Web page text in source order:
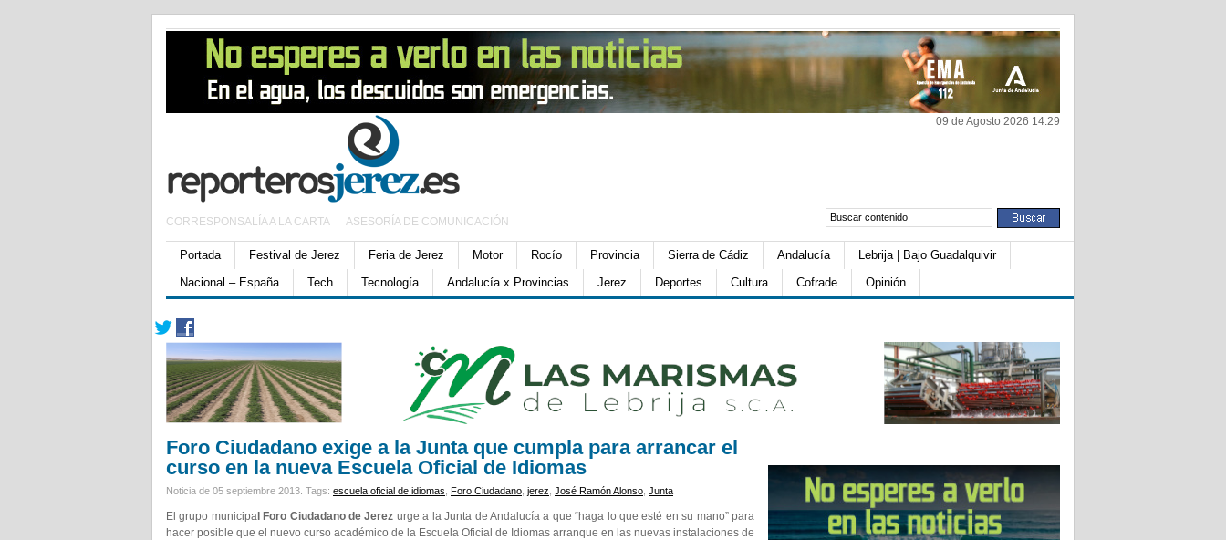
09 de Agosto 2026 14:29
CORRESPONSALÍA A LA CARTA ASESORÍA DE COMUNICACIÓN
Portada Festival de Jerez Feria de Jerez Motor Rocío Provincia Sierra de Cádiz Andalucía
Lebrija | Bajo Guadalquivir
Nacional – España
Tech Tecnología Andalucía x Provincias Jerez Deportes Cultura Cofrade Opinión
Foro Ciudadano exige a la Junta que cumpla para arrancar el
curso en la nueva Escuela Oficial de Idiomas
Noticia de 05 septiembre 2013. Tags: escuela oficial de idiomas Foro Ciudadano jerez José Ramón Alonso Junta
El grupo municipal Foro Ciudadano de Jerez urge a la Junta de Andalucía a que “haga lo que esté en su mano” para
hacer posible que el nuevo curso académico de la Escuela Oficial de Idiomas arranque en las nuevas instalaciones de